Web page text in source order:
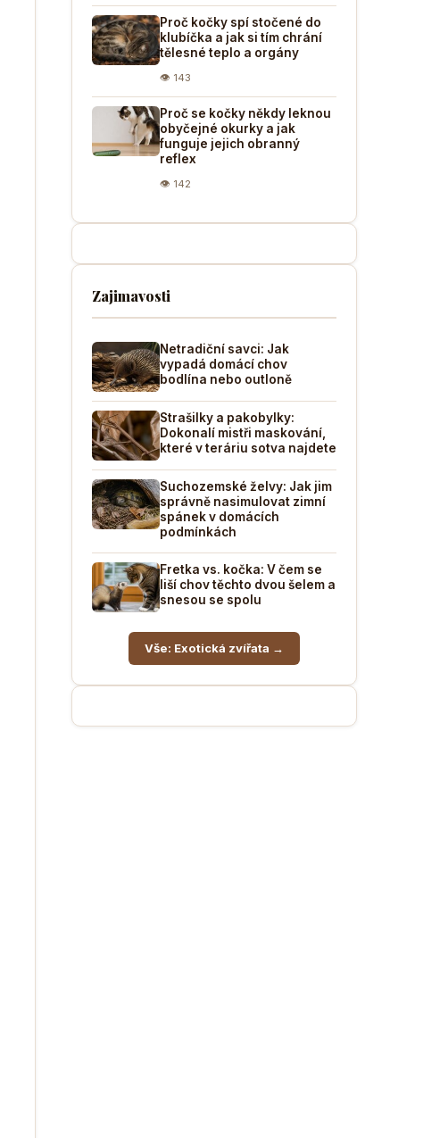
Proč kočky spí stočené do
klubíčka a jak si tím chrání
tělesné teplo a orgány
👁 143
Proč se kočky někdy leknou
obyčejné okurky a jak
funguje jejich obranný
reflex
👁 142
Zajimavosti
Netradiční savci: Jak
vypadá domácí chov
bodlína nebo outloně
Strašilky a pakobylky:
Dokonalí mistři maskování,
které v teráriu sotva najdete
Suchozemské želvy: Jak jim
správně nasimulovat zimní
spánek v domácích
podmínkách
Fretka vs. kočka: V čem se
liší chov těchto dvou šelem a
snesou se spolu
Vše: Exotická zvířata →